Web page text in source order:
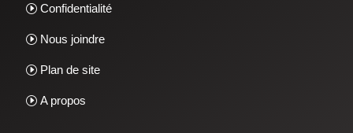
Confidentialité
Nous joindre
Plan de site
A propos